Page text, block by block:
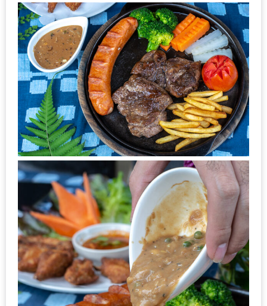
ความ
อร่อย
ทั่ว
เชียงใหม่
ลุ้น
บัตร
รับ
ประทาน
บุฟเฟ่ต์
ฟรี
ที่
LE
CRYSTAL
เชียงใหม่
ฟรี
2
ท่าน